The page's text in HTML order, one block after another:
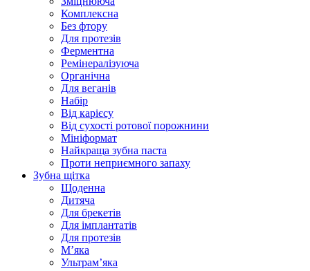
Комплексна
Без фтору
Для протезів
Ферментна
Ремінералізуюча
Органічна
Для веганів
Набір
Від карієсу
Від сухості ротової порожнини
Мініформат
Найкраща зубна паста
Проти неприємного запаху
Зубна щітка
Щоденна
Дитяча
Для брекетів
Для імплантатів
Для протезів
Мʼяка
Ультрамʼяка